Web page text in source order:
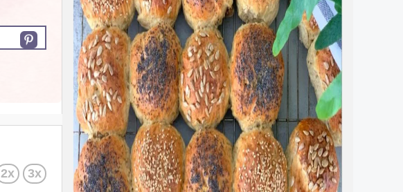
2x 3x